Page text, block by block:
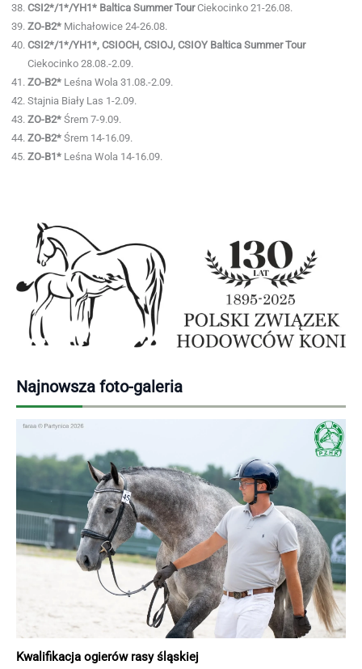
CSI2*/1*/YH1* Baltica Summer TourCiekocinko 21-26.08.
ZO-B2* Michałowice 24-26.08.
CSI2*/1*/YH1*, CSIOCH, CSIOJ, CSIOY Baltica Summer Tour
Ciekocinko 28.08.-2.09.
ZO-B2* Leśna Wola 31.08.-2.09.
Stajnia Biały Las 1-2.09.
ZO-B2* Śrem 7-9.09.
ZO-B2* Śrem 14-16.09.
ZO-B1* Leśna Wola 14-16.09.
Najnowsza foto-galeria
Kwalifikacja ogierów rasy śląskiej